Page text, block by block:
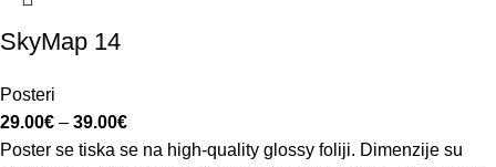
SkyMap 14
Posteri
29.00€ – 39.00€
Poster se tiska se na high-quality glossy foliji. Dimenzije su